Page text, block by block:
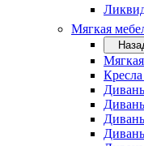
Мягкая